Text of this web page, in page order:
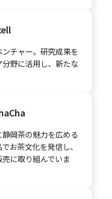
チャー。研究成果を
野に活用し、新たな
岡茶の魅力を広める
お茶文化を発信し、
に取り組んでいま